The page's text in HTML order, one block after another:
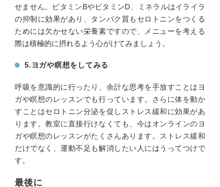
せません。ビタミンBやビタミンD、ミネラルはイライラ
の抑制に効果があり、タンパク質もセロトニンをつくる
ためには欠かせない栄養素ですので、メニューを考える
際は積極的に摂れるよう心がけてみましょう。
5.ヨガや瞑想をしてみる
呼吸を意識的に行ったり、余計な思考を手放すことはヨ
ガや瞑想のレッスンでも行っています。さらに体を動か
すことはセロトニン分泌を促しストレス緩和に効果があ
ります。教室に直接行けなくても、今はオンラインのヨ
ガや瞑想のレッスンがたくさんあります。ストレス緩和
だけでなく、運動不足も解消したい人にはうってつけで
す。
最後に